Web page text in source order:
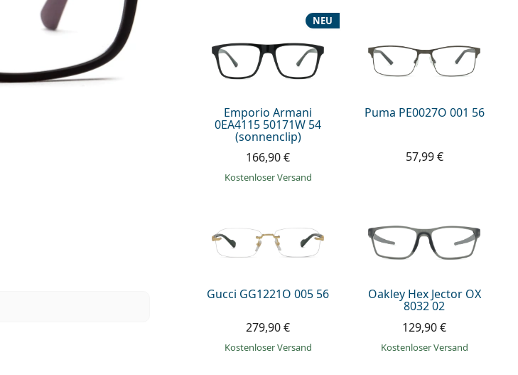
Emporio Armani
0EA4115 50171W 54
(sonnenclip)
NEU
166,90 €
Kostenloser Versand
Puma PE0027O 001 56
57,99 €
Gucci GG1221O 005 56
279,90 €
Kostenloser Versand
Oakley Hex Jector OX
8032 02
129,90 €
Kostenloser Versand